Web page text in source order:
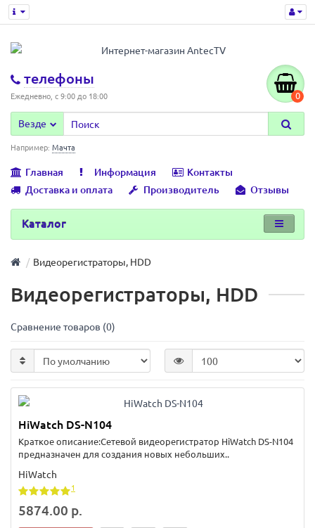
телефоны
Ежедневно, с 9:00 до 18:00 0
Везде
Например: Мачта
Главная Информация
Контакты
Доставка и оплата
Производитель Отзывы
Каталог
Видеорегистраторы, HDD
Видеорегистраторы, HDD
Сравнение товаров (0)
HiWatch DS-N104
Краткое описание:Сетевой видеорегистратор HiWatch DS-N104
предназначен для создания новых небольших..
HiWatch
1
5874.00 р.